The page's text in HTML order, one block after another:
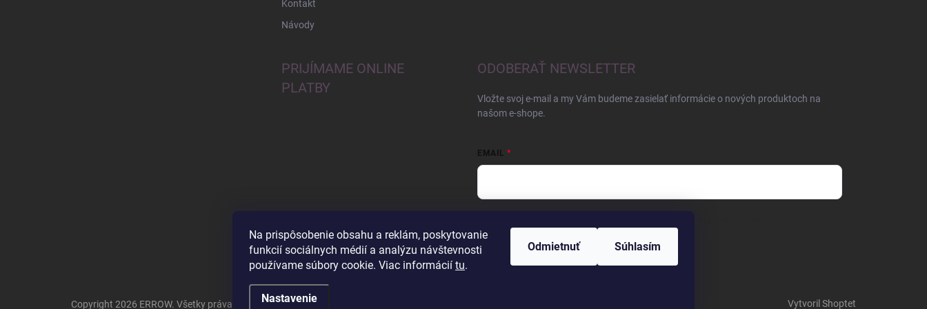
Na prispôsobenie obsahu a reklám, poskytovanie
funkcií sociálnych médií a analýzu návštevnosti
používame súbory cookie. Viac informácií tu.
Nastavenie
Odmietnuť Súhlasím
Kontakt
Návody
PRIJÍMAME ONLINE
PLATBY
ODOBERAŤ NEWSLETTER
Vložte svoj e-mail a my Vám budeme zasielať informácie o nových produktoch na
našom e-shope.
EMAIL
Prihlásiť sa
Vytvoril Shoptet
Copyright 2026 ERROW. Všetky práva vyhradené.Upraviť nastavenie cookies